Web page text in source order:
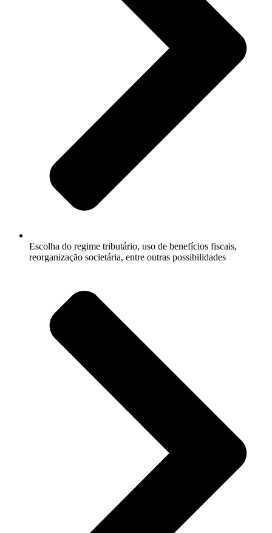
Escolha do regime tributário, uso de benefícios fiscais,
reorganização societária, entre outras possibilidades